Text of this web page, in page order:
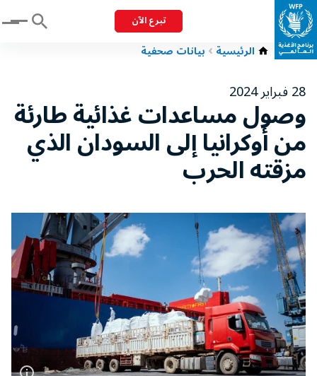
تبرع الآن Menu
الرئيسية بيانات صحفية
28 فبراير 2024
وصول مساعدات غذائية طارئة
من أوكرانيا إلى السودان الذي
مزقته الحرب